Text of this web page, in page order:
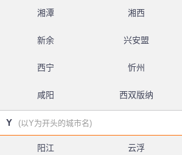
湘潭 湘西
新余 兴安盟
西宁 忻州
咸阳 西双版纳
Y (以Y为开头的城市名)
阳江 云浮